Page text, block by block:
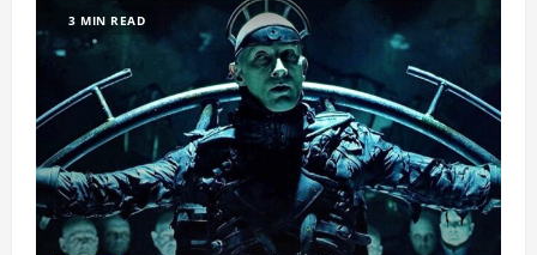
Malkovich
kehrt
auf
zurück
3 MIN READ